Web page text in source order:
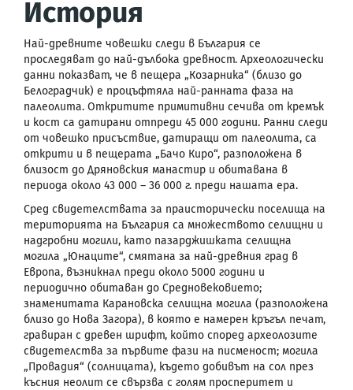
История
Най-древните човешки следи в България се
проследяват до най-дълбока древност. Археологически
данни показват, че в пещера „Козарника“ (близо до
Белоградчик) е процъфтяла най-ранната фаза на
палеолита. Откритите примитивни сечива от кремък
и кост са датирани отпреди 45 000 години. Ранни следи
от човешко присъствие, датиращи от палеолита, са
открити и в пещерата „Бачо Киро“, разположена в
близост до Дряновския манастир и обитавана в
периода около 43 000 – 36 000 г. преди нашата ера.
Сред свидетелствата за праисторически поселища на
територията на България са множеството селищни и
надгробни могили, като пазарджишката селищна
могила „Юнаците“, смятана за най-древния град в
Европа, възникнал преди около 5000 години и
периодично обитаван до Средновековието;
знаменитата Карановска селищна могила (разположена
близо до Нова Загора), в която е намерен кръгъл печат,
гравиран с древен шрифт, който според археолозите
свидетелства за първите фази на писменост; могила
„Провадия“ (солницата), където добивът на сол през
късния неолит се свързва с голям просперитет и